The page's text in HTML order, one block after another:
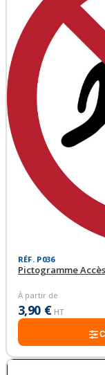
RÉF. P036
Pictogramme
À partir de
3,90 € HT